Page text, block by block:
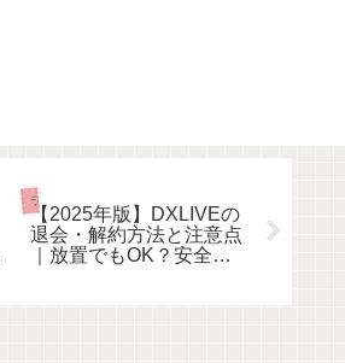
ライブチャットあれこれ
【2025年版】DXLIVEの
退会・解約方法と注意点
｜放置でもOK？安全に
｜安全